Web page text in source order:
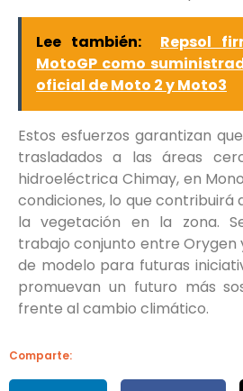
Lee también:
Repsol
MotoGP como
oficial de Moto 2 y Moto3
Estos esfuerzos garantizan
trasladados a las áreas
hidroeléctrica Chimay, en
condiciones, lo que contribuirá
la vegetación en la zona.
trabajo conjunto entre Orygen
de modelo para futuras
promuevan un futuro más
frente al cambio climático.
Comparte: